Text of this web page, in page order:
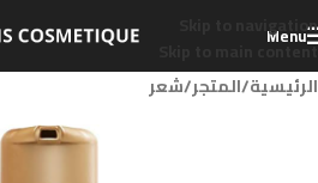
Skip to navigation
Skip to main content
Menu
الرئيسية/المتجر/شعر